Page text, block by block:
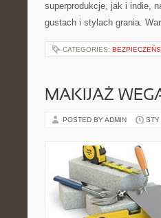
superprodukcje, jak i indie,
gustach i stylach grania.
CATEGORIES:
MAKIJAŻ
POSTED BY ADMIN STY